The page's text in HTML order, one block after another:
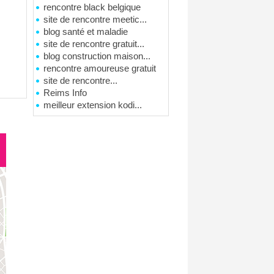
rencontre black belgique
site de rencontre meetic...
blog santé et maladie
site de rencontre gratuit...
blog construction maison...
rencontre amoureuse gratuit
site de rencontre...
Reims Info
meilleur extension kodi...